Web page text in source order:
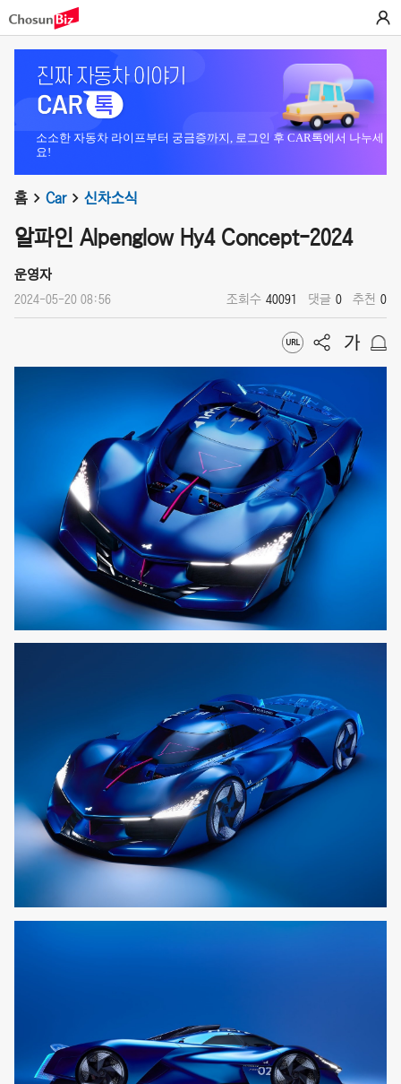
소소한 자동차 라이프부터 궁금증까지, 로그인 후 CAR톡에서 나누세
요!
홈 Car 신차소식
알파인 Alpenglow Hy4 Concept-2024
운영자
2024-05-20 08:56 조회수 40091 댓글 0 추천 0